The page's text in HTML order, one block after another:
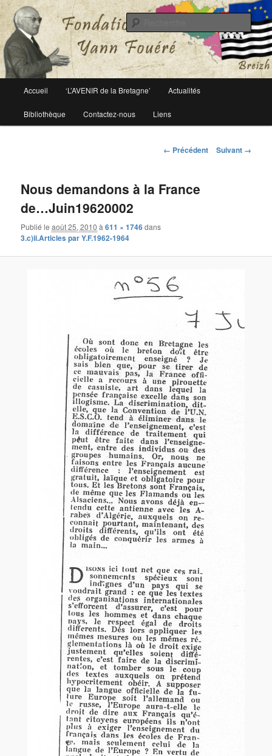
Fondation Yann Fouéré
Le site officiel de la fondation Yann Fouéré
principal
Aller
au
Accueil ‘L’AVENIR de la Bretagne’ Actualités
Bibliothèque Contactez-nous Liens
Navigation
← Précédent Suivant →
Nous demandons à la France
de…Juin19620002
Publié leaoût 25, 2010 à611 × 1746dans
3.c)ii.Articles par Y.F.1962-1964